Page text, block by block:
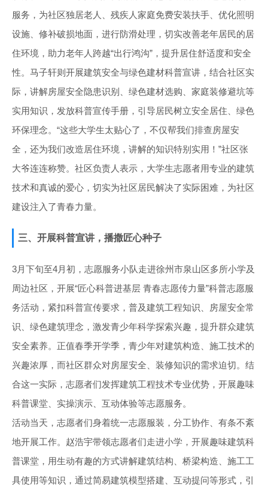
服务，为社区独居老人、残疾人家庭免费安装扶手、优化照明
设施、修补破损地面，进行防滑处理，切实改善老年居民的居
住环境，助力老年人跨越“出行鸿沟”，提升居住舒适度和安全
性。马子轩则开展建筑安全与绿色建材科普宣讲，结合社区实
际，讲解房屋安全隐患识别、绿色建材选购、家庭装修避坑等
实用知识，发放科普宣传手册，引导居民树立安全居住、绿色
环保理念。“这些大学生太贴心了，不仅帮我们排查房屋安
全，还为我们改造居住环境，讲解的知识特别实用！”社区张
大爷连连称赞。社区负责人表示，大学生志愿者用专业的建筑
技术和真诚的爱心，切实为社区居民解决了实际困难，为社区
建设注入了青春力量。
三、开展科普宣讲，播撒匠心种子
3月下旬至4月初，志愿服务小队走进徐州市泉山区多所小学及
周边社区，开展“匠心科普进基层 青春志愿传力量”科普志愿服
务活动，紧扣科普宣传要求，普及建筑工程知识、房屋安全常
识、绿色建筑理念，激发青少年科学探索兴趣，提升群众建筑
安全素养。正值春季开学季，青少年对建筑构造、施工技术的
兴趣浓厚，而社区群众对房屋安全、装修知识的需求迫切。结
合这一实际，志愿者们发挥建筑工程技术专业优势，开展趣味
科普课堂、实操演示、互动体验等志愿服务。
活动当天，志愿者们身着统一志愿服装，分工协作、有条不紊
地开展工作。赵浩宇带领志愿者们走进小学，开展趣味建筑科
普课堂，用生动有趣的方式讲解建筑结构、桥梁构造、施工工
具使用等知识，通过简易建筑模型搭建、互动提问等形式，引